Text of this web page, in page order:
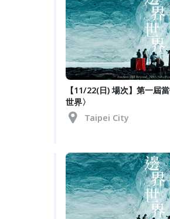
【11/22(日) 場次】第一屆
世界〉
Taipei City